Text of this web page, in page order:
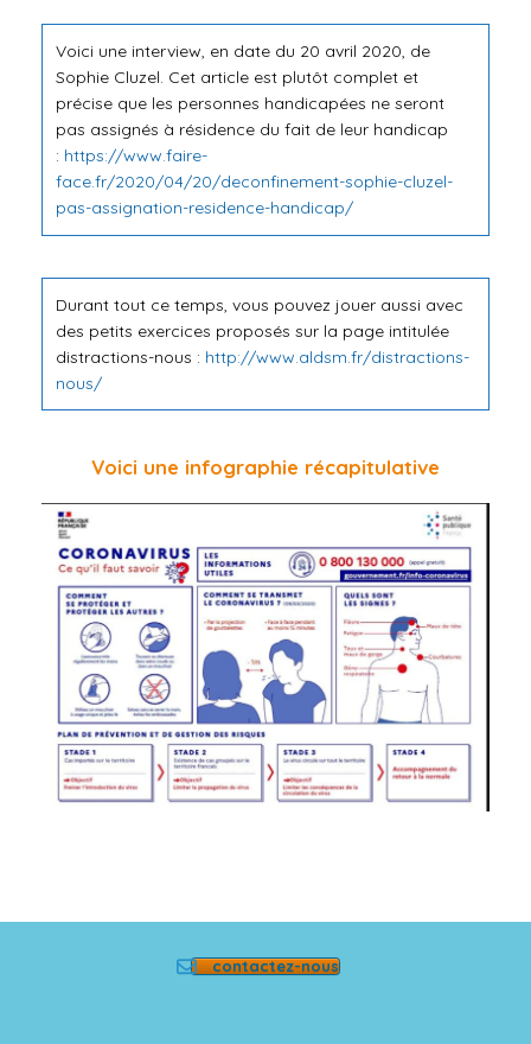
Voici une interview, en date du 20 avril 2020, de
Sophie Cluzel. Cet article est plutôt complet et
précise que les personnes handicapées ne seront
pas assignés à résidence du fait de leur handicap
: https://www.faire-
face.fr/2020/04/20/deconfinement-sophie-cluzel-
pas-assignation-residence-handicap/
Durant tout ce temps, vous pouvez jouer aussi avec
des petits exercices proposés sur la page intitulée
distractions-nous : http://www.aldsm.fr/distractions-
nous/
Voici une infographie récapitulative
contactez-nous